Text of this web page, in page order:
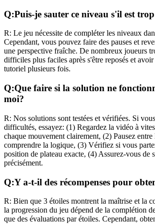
Q:Puis-je sauter ce niveau s'il est
R: Le jeu nécessite de compléter les niveaux
Cependant, vous pouvez faire des pauses et
une perspective fraîche. De nombreux joueurs
difficiles plus faciles après s'être reposés et
tutoriel plusieurs fois.
Q:Que faire si la solution ne
moi?
R: Nos solutions sont testées et vérifiées. Si
difficultés, essayez: (1) Regardez la vidéo à
chaque mouvement clairement, (2) Pausez entre
comprendre la logique, (3) Vérifiez si vous
position de plateau exacte, (4) Assurez-vous de
précisément.
Q:Y a-t-il des récompenses pour
R: Bien que 3 étoiles montrent la maîtrise et la
la progression du jeu dépend de la complétion
que des évaluations par étoiles. Cependant,